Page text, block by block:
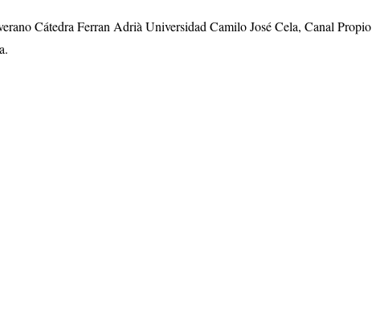
Cátedra Ferran Adrià Universidad Camilo José Cela, Canal